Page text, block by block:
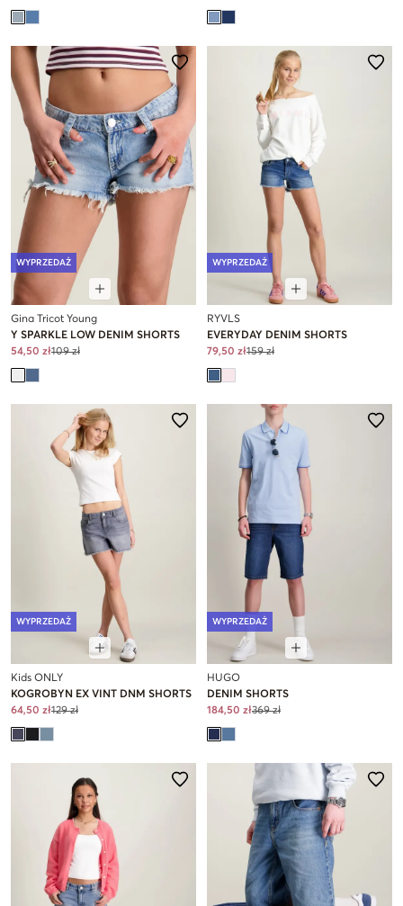
WYPRZEDAŻ
Gina Tricot Young
Y SPARKLE LOW DENIM SHORTS
54,50 zł109 zł
WYPRZEDAŻ
RYVLS
EVERYDAY DENIM SHORTS
79,50 zł159 zł
WYPRZEDAŻ
Kids ONLY
KOGROBYN EX VINT DNM SHORTS
64,50 zł129 zł
WYPRZEDAŻ
HUGO
DENIM SHORTS
184,50 zł369 zł